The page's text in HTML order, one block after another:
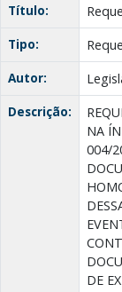
Título:
Tipo:
Autor:
Descrição:
NA
004/
DE